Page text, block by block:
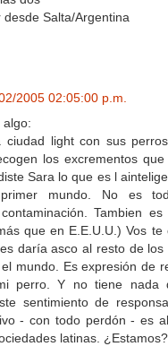
desde Salta/Argentina
2005 02:05:00 p.m.
algo:
ciudad light con sus
los excrementos
Sara lo que es l
mundo. No es
Tambien
que en E.E.U.U.) Vos
daría asco al resto de los
mundo. Es expresión de
perro. Y no tiene nada
sentimiento de
- con todo perdón - es
latinas. ¿Estamos?